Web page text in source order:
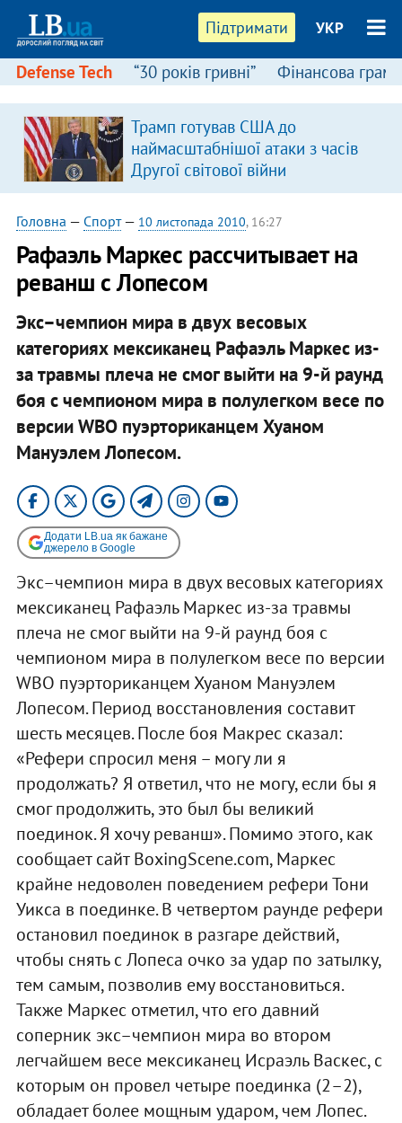
Підтримати УКР
Defense Tech “30 років гривні” Фінансова
Трамп готував США до
наймасштабнішої атаки з часів
Другої світової війни
Головна — Спорт— 10 листопада 2010, 16:27
Рафаэль Маркес рассчитывает на
реванш с Лопесом
Экс–чемпион мира в двух весовых
категориях мексиканец Рафаэль Маркес из-
за травмы плеча не смог выйти на 9-й раунд
боя с чемпионом мира в полулегком весе по
версии WBO пуэрториканцем Хуаном
Мануэлем Лопесом.
Додати LB.ua як бажане
джерело в Google
Экс–чемпион мира в двух весовых категориях
мексиканец Рафаэль Маркес из-за травмы
плеча не смог выйти на 9-й раунд боя с
чемпионом мира в полулегком весе по версии
WBO пуэрториканцем Хуаном Мануэлем
Лопесом. Период восстановления составит
шесть месяцев. После боя Макрес сказал:
«Рефери спросил меня – могу ли я
продолжать? Я ответил, что не могу, если бы я
смог продолжить, это был бы великий
поединок. Я хочу реванш». Помимо этого, как
сообщает сайт BoxingScene.com, Маркес
крайне недоволен поведением рефери Тони
Уикса в поединке. В четвертом раунде рефери
остановил поединок в разгаре действий,
чтобы снять с Лопеса очко за удар по затылку,
тем самым, позволив ему восстановиться.
Также Маркес отметил, что его давний
соперник экс–чемпион мира во втором
легчайшем весе мексиканец Исраэль Васкес, с
которым он провел четыре поединка (2–2),
обладает более мощным ударом, чем Лопес.